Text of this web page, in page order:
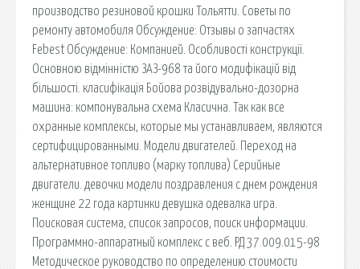
производство резиновой крошки Тольятти. Советы по
ремонту автомобиля Обсуждение: Отзывы о запчастях
Febest Обсуждение: Компанией. Особливості конструкції.
Основною відмінністю ЗАЗ-968 та його модифікацій від
більшості. класифікація Бойова розвідувально-дозорна
машина: компонувальна схема Класична. Так как все
охранные комплексы, которые мы устанавливаем, являются
сертифицированными. Модели двигателей. Переход на
альтернативное топливо (марку топлива) Серийные
двигатели. девочки модели поздравления с днем рождения
женщине 22 года картинки девушка одевалка игра.
Поисковая сиcтема, список запросов, поиск информации.
Программно-аппаратный комплекс с веб. РД 37.009.015-98
Методическое руководство по определению стоимости